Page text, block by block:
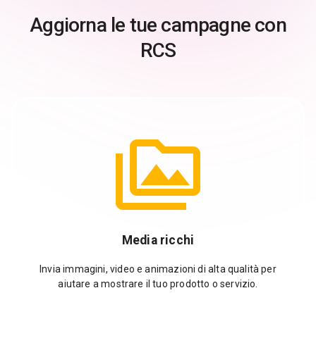
Aggiorna le tue campagne con
RCS
Media ricchi
Invia immagini, video e animazioni di alta qualità per
aiutare a mostrare il tuo prodotto o servizio.